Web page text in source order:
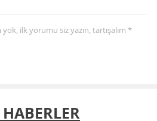
ilk yorumu siz yazın, tartışalım *